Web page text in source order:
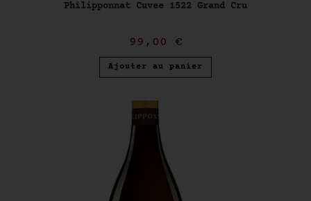
Philipponnat Cuvee 1522 Grand Cru
99,00 €
Ajouter au panier